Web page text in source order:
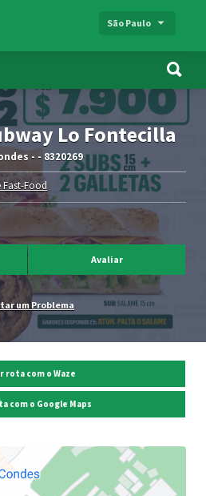
São Paulo
Lo Fontecilla
- - 8320269
Fast-Food
Avaliar
um Problema
rota com o Waze
com o Google Maps